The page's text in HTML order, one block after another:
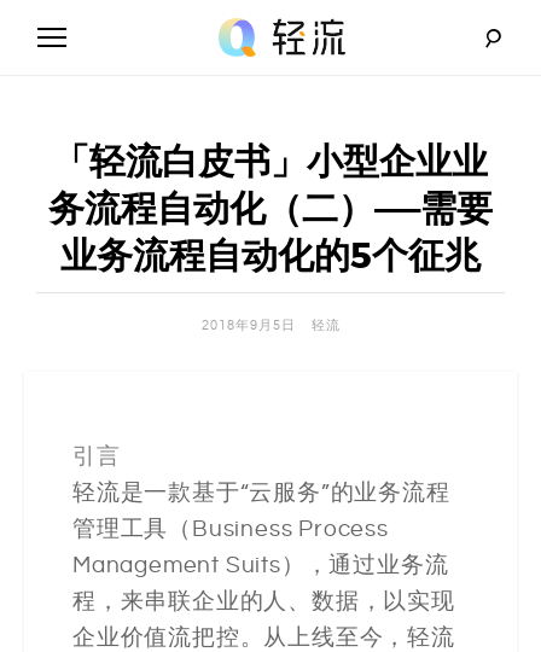
流
_
A
I
码
解
决
方
「轻流白皮书」小型企业业
务流程自动化（二）——需要
业务流程自动化的5个征兆
2018年9月5日 轻流
引言
轻流是一款基于“云服务”的业务流程
管理工具（Business Process
Management Suits），通过业务流
程，来串联企业的人、数据，以实现
企业价值流把控。从上线至今，轻流